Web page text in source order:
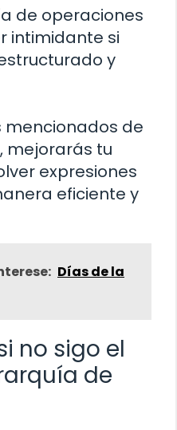
de operaciones
intimidante si
y
mencionados de
mejorarás tu
expresiones
eficiente y
Días de la
no sigo el
de